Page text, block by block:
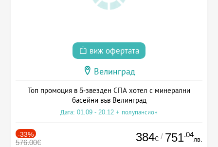
виж офертата
Велинград
Топ промоция в 5-звезден СПА хотел с минерални
басейни във Велинград
Дата: 01.09 - 20.12 + полупансион
-33%
576.00€ 384€ / 751.04
лв.